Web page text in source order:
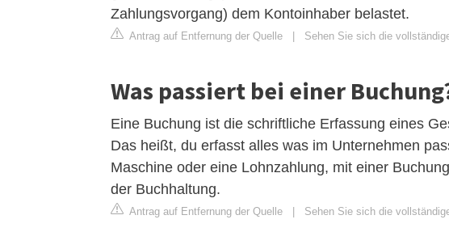
Zahlungsvorgang) dem Kontoinhaber belastet.
Antrag auf Entfernung der Quelle | Sehen Sie sich die
Was passiert bei einer
Eine Buchung ist die schriftliche Erfassung eines
Das heißt, du erfasst alles was im Unternehmen
Maschine oder eine Lohnzahlung, mit einer
der Buchhaltung.
Antrag auf Entfernung der Quelle | Sehen Sie sich die